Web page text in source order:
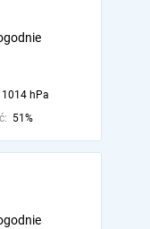
1014 hPa
51%